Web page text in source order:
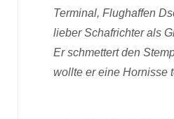
Terminal, Flughaffen
lieber Schafrichter als
Er schmettert den
wollte er eine Hornisse